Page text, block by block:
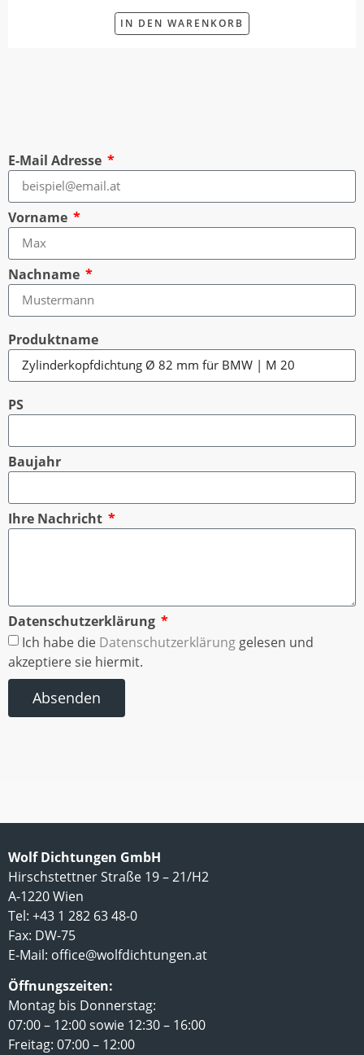
IN DEN WARENKORB
E-Mail Adresse
Vorname
Nachname
Produktname
PS
Baujahr
Ihre Nachricht
Datenschutzerklärung
Ich habe die Datenschutzerklärung gelesen und
akzeptiere sie hiermit.
Absenden
Wolf Dichtungen GmbH
Hirschstettner Straße 19 – 21/H2
A-1220 Wien
Tel: +43 1 282 63 48-0
Fax: DW-75
E-Mail: office@wolfdichtungen.at
Öffnungszeiten:
Montag bis Donnerstag:
07:00 – 12:00 sowie 12:30 – 16:00
Freitag: 07:00 – 12:00